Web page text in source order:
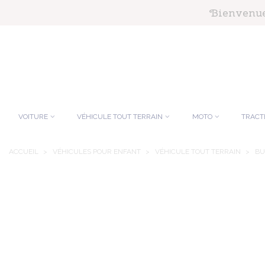
VOITURE VÉHICULE TOUT TERRAIN MOTO
ACCUEIL > VÉHICULES POUR ENFANT > VÉHICULE TOUT TERRAIN >